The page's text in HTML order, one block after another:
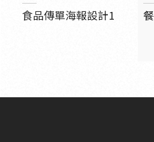
食品傳單海報設計1